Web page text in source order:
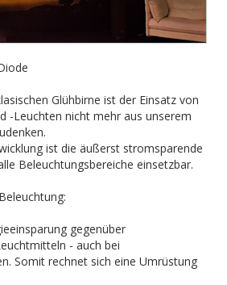
Glühbirne ist der Einsatz von
-Leuchten nicht mehr aus unserem
ist die äußerst stromsparende
Beleuchtungsbereiche einsetzbar.
gegenüber
- auch bei
Somit rechnet sich eine Umrüstung